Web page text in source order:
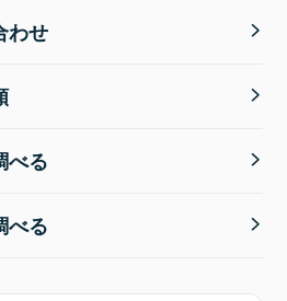
わせ
べる
べる